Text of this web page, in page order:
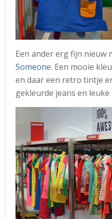
Een ander erg fijn nieuw
Someone. Een mooie
en daar een retro tintje
gekleurde jeans en leuke